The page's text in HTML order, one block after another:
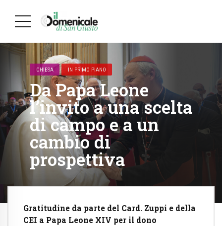
CHIESA IN PRIMO PIANO
Da Papa Leone
l’invito a una scelta
di campo e a un
cambio di
prospettiva
Gratitudine da parte del Card. Zuppi e della
CEI a Papa Leone XIV per il dono